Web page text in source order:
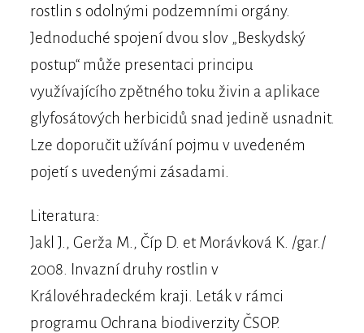
rostlin s odolnými podzemními orgány.
Jednoduché spojení dvou slov „Beskydský
postup“ může presentaci principu
využívajícího zpětného toku živin a aplikace
glyfosátových herbicidů snad jedině usnadnit.
Lze doporučit užívání pojmu v uvedeném
pojetí s uvedenými zásadami.
Literatura:
Jakl J., Gerža M., Číp D. et Morávková K. /gar./
2008. Invazní druhy rostlin v
Královéhradeckém kraji. Leták v rámci
programu Ochrana biodiverzity ČSOP.